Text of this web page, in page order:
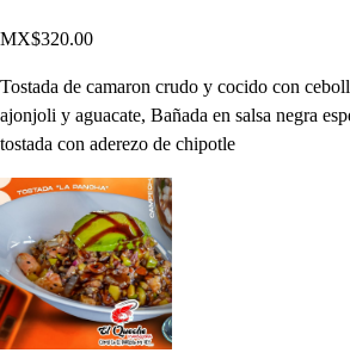
MX$320.00
Tostada de camaron crudo y cocido con
ajonjoli y aguacate, Bañada en salsa negra
tostada con aderezo de chipotle